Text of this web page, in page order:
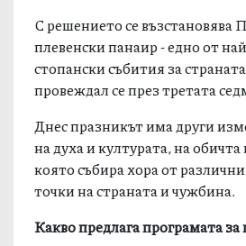
С решението се възстановява
плевенски панаир - едно от
стопански събития за
провеждал се през третата
Днес празникът има други
на духа и културата, на
която събира хора от
точки на страната и чужбина.
Какво предлага програмата